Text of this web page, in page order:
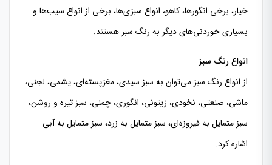
خیار، برخی انگورها، كاهو، انواع سبزی‌ها، برخی از انواع سیب‌ها و
بسیاری خوردنی‌های دیگر به رنگ سبز هستند.
انواع رنگ سبز
از انواع رنگ سبز می‌توان به سبز سیدی، مغزپسته‌ای، یشمی، لجنی،
ماشی، صنعتی، نخودی، زیتونی، انگوری، چمنی، سبز تیره و روشن،
سبز متمایل به فیروزه‌ای، سبز متمایل به زرد، سبز متمایل به آبی
اشاره كرد.